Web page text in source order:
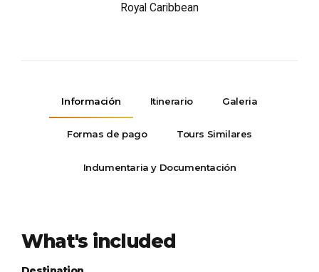
Royal Caribbean
Información Itinerario Galeria
Formas de pago Tours Similares
Indumentaria y Documentación
What's included